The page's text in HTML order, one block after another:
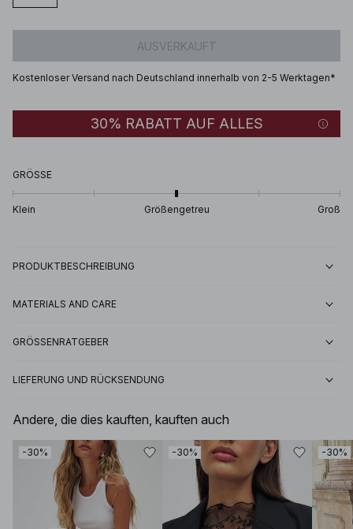
AUSVERKAUFT
Kostenloser Versand nach Deutschland innerhalb von 2-5 Werktagen*
30% RABATT AUF ALLES
GRÖSSE
Klein Größengetreu Groß
PRODUKTBESCHREIBUNG
MATERIALS AND CARE
GRÖSSENRATGEBER
LIEFERUNG UND RÜCKSENDUNG
Andere, die dies kauften, kauften auch
-30% -30% -30%